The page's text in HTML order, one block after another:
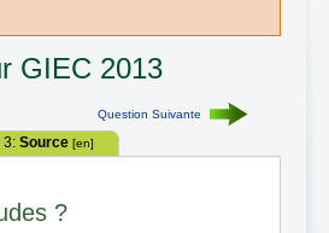
GIEC 2013
Question Suivante
3: Source[en]
?